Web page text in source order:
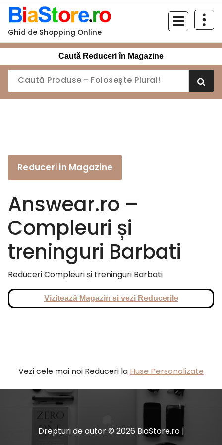
Sari
conținut
Ghid de Shopping Online
Caută Reduceri în Magazine
Reduceri in Magazine
Answear.ro –
Compleuri și
treninguri Barbati
Reduceri Compleuri și treninguri Barbati
Vizitează Magazin si vezi Reducerile
Vezi cele mai noi Reduceri la Huse Personalizate
Drepturi de autor © 2026 BiaStore.ro |